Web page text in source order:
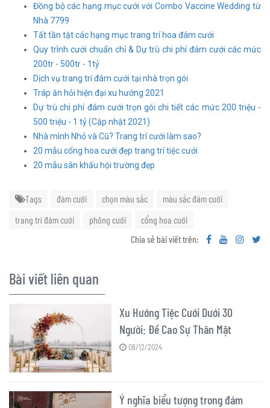
Đồng bộ các hạng mục cưới với Combo Vaccine Wedding từ
Nhà 7799
Tất tần tật các hạng mục trang trí hoa đám cưới
Quy trình cưới chuẩn chỉ & Dự trù chi phí đám cưới các mức
200tr - 500tr - 1tỷ
Dịch vụ trang trí đám cưới tại nhà trọn gói
Tráp ăn hỏi hiện đại xu hướng 2021
Dự trù chi phí đám cưới trọn gói chi tiết các mức 200 triệu -
500 triệu - 1 tỷ (Cập nhật 2021)
Nhà mình Nhỏ và Cũ? Trang trí cưới làm sao?
20 mẫu cổng hoa cưới đẹp trang trí tiệc cưới
20 mẫu sân khấu hội trường đẹp
Tags đám cưới chọn màu sắc
màu sắc đám cưới
trang trí đám cưới
phông cưới
cổng hoa cưới
Chia sẻ bài viết trên:
Bài viết liên quan
Xu Hướng Tiệc Cưới Dưới 30
Người: Đề Cao Sự Thân Mật
08/12/2024
Ý nghĩa biểu tượng trong đám